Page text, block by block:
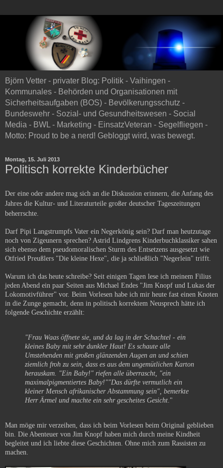
Björn Vetter - privater Blog: Politik - Vaihingen -
Kommunales - Behörden und Organisationen mit
Sicherheitsaufgaben (BOS) - Bevölkerungsschutz -
Bundeswehr - Sozial- und Gesundheitswesen - Social
Media - BWL - Marketing - EinsatzVeteran - Segelfliegen -
Motto: Proud to be a nerd! Gebloggt wird, was bewegt.
Montag, 15. Juli 2013
Politisch korrekte Kinderbücher
Der eine oder andere mag sich an die Diskussion erinnern, die Anfang des
Jahres die Kultur- und Literaturteile großer deutscher Tageszeitungen
beherrschte.
Darf Pipi Langstrumpfs Vater ein Negerkönig sein? Darf man heutzutage
noch von Zigeunern sprechen? Astrid Lindgrens Kinderbuchklassiker sahen
sich ebenso dem pseudomoralischen Sturm des Entsetzens ausgesetzt wie
Otfried Preußlers "Die kleine Hexe", die ja schließlich "Negerlein" trifft.
Warum ich das heute schreibe? Seit einigen Tagen lese ich meinem Filius
jeden Abend ein paar Seiten aus Michael Endes "Jim Knopf und Lukas der
Lokomotivführer" vor. Beim Vorlesen habe ich mir heute fast einen Knoten
in die Zunge gemacht, denn in politisch korrektem Neusprech hätte ich
folgende Geschichte erzählt:
"Frau Waas öffnete sie, und da lag in der Schachtel - ein
kleines Baby mit sehr dunkler Haut! Es schaute alle
Umstehenden mit großen glänzenden Augen an und schien
ziemlich froh zu sein, dass es aus dem ungemütlichen Karton
herauskam. "Ein Baby!" riefen alle überrascht, "ein
maximalpigmentiertes Baby!""Das dürfte vermutlich ein
kleiner Mensch afrikanischer Abstammung sein", bemerkte
Herr Ärmel und machte ein sehr gescheites Gesicht ."
Man möge mir verzeihen, dass ich beim Vorlesen beim Original geblieben
bin. Die Abenteuer von Jim Knopf haben mich durch meine Kindheit
begleitet und ich liebte diese Geschichten. Ohne mich zum Rassisten zu
machen.